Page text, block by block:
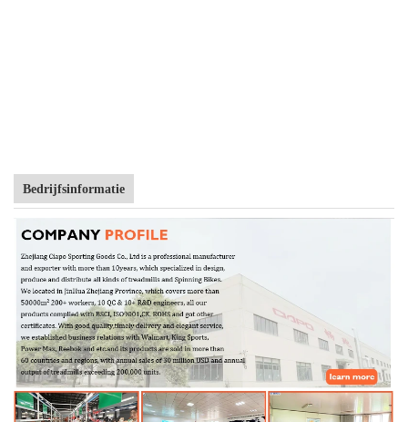
Bedrijfsinformatie